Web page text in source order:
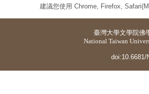
建議您使用 Chrome, Firefox,
臺灣大學文學院佛
National Taiwan
doi:10.6681/